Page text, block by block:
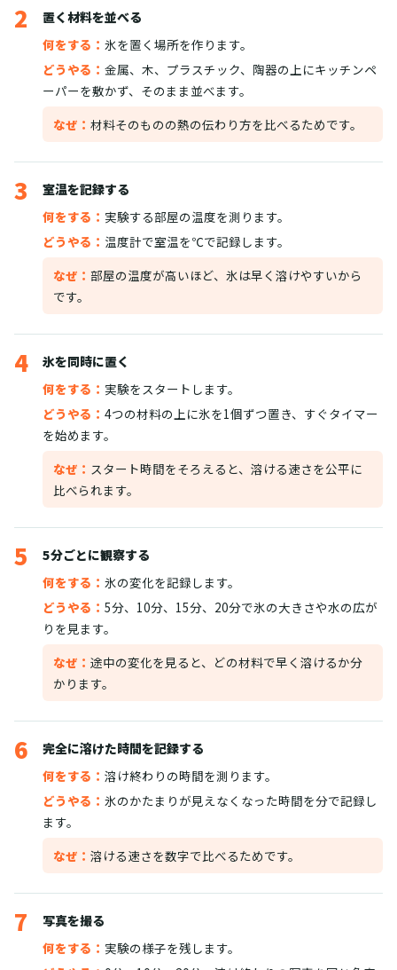
2
置く材料を並べる
何をする： 氷を置く場所を作ります。
どうやる： 金属、木、プラスチック、陶器の上にキッチンペ
ーパーを敷かず、そのまま並べます。
なぜ： 材料そのものの熱の伝わり方を比べるためです。
3
室温を記録する
何をする： 実験する部屋の温度を測ります。
どうやる： 温度計で室温を℃で記録します。
なぜ： 部屋の温度が高いほど、氷は早く溶けやすいから
です。
4
氷を同時に置く
何をする： 実験をスタートします。
どうやる： 4つの材料の上に氷を1個ずつ置き、すぐタイマー
を始めます。
なぜ： スタート時間をそろえると、溶ける速さを公平に
比べられます。
5
5分ごとに観察する
何をする： 氷の変化を記録します。
どうやる： 5分、10分、15分、20分で氷の大きさや水の広が
りを見ます。
なぜ： 途中の変化を見ると、どの材料で早く溶けるか分
かります。
6
完全に溶けた時間を記録する
何をする： 溶け終わりの時間を測ります。
どうやる： 氷のかたまりが見えなくなった時間を分で記録し
ます。
なぜ： 溶ける速さを数字で比べるためです。
7
写真を撮る
何をする： 実験の様子を残します。